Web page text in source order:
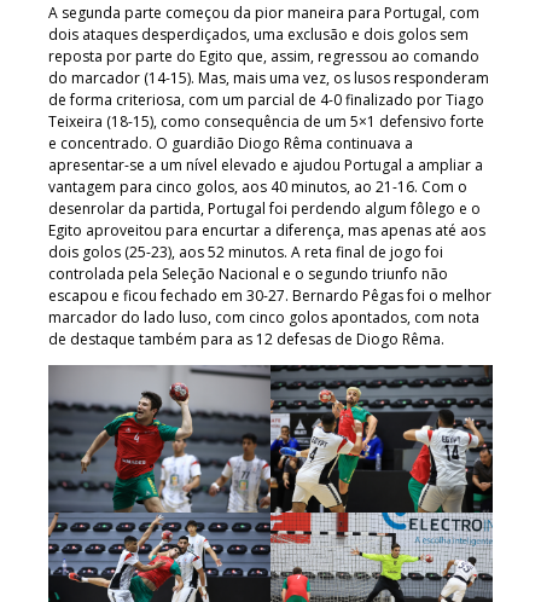
A segunda parte começou da pior maneira para Portugal, com
dois ataques desperdiçados, uma exclusão e dois golos sem
reposta por parte do Egito que, assim, regressou ao comando
do marcador (14-15). Mas, mais uma vez, os lusos responderam
de forma criteriosa, com um parcial de 4-0 finalizado por Tiago
Teixeira (18-15), como consequência de um 5×1 defensivo forte
e concentrado. O guardião Diogo Rêma continuava a
apresentar-se a um nível elevado e ajudou Portugal a ampliar a
vantagem para cinco golos, aos 40 minutos, ao 21-16. Com o
desenrolar da partida, Portugal foi perdendo algum fôlego e o
Egito aproveitou para encurtar a diferença, mas apenas até aos
dois golos (25-23), aos 52 minutos. A reta final de jogo foi
controlada pela Seleção Nacional e o segundo triunfo não
escapou e ficou fechado em 30-27. Bernardo Pêgas foi o melhor
marcador do lado luso, com cinco golos apontados, com nota
de destaque também para as 12 defesas de Diogo Rêma.